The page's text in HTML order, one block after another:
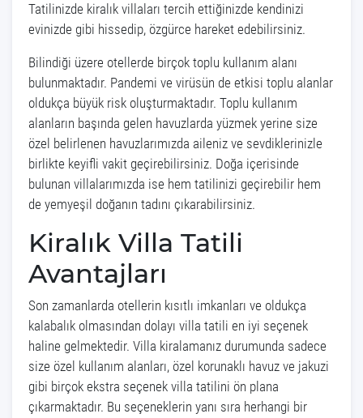
Tatilinizde kiralık villaları tercih ettiğinizde kendinizi
evinizde gibi hissedip, özgürce hareket edebilirsiniz.
Bilindiği üzere otellerde birçok toplu kullanım alanı
bulunmaktadır. Pandemi ve virüsün de etkisi toplu alanlar
oldukça büyük risk oluşturmaktadır. Toplu kullanım
alanların başında gelen havuzlarda yüzmek yerine size
özel belirlenen havuzlarımızda aileniz ve sevdiklerinizle
birlikte keyifli vakit geçirebilirsiniz. Doğa içerisinde
bulunan villalarımızda ise hem tatilinizi geçirebilir hem
de yemyeşil doğanın tadını çıkarabilirsiniz.
Kiralık Villa Tatili
Avantajları
Son zamanlarda otellerin kısıtlı imkanları ve oldukça
kalabalık olmasından dolayı villa tatili en iyi seçenek
haline gelmektedir. Villa kiralamanız durumunda sadece
size özel kullanım alanları, özel korunaklı havuz ve jakuzi
gibi birçok ekstra seçenek villa tatilini ön plana
çıkarmaktadır. Bu seçeneklerin yanı sıra herhangi bir